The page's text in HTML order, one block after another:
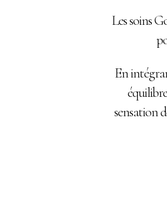
Les soins
En
sensation